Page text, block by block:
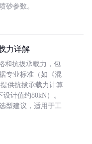
砂参数。
力详解
和抗拔承载力，包
专业标准（如《混
供抗拔承载力计算
计值约80kN）。
型建议，适用于工